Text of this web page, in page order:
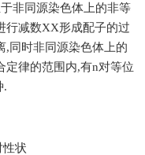
非同源染色体上的非等
行减数XX形成配子的过
,同时非同源染色体上的
定律的范围内,有n对等位
.
状